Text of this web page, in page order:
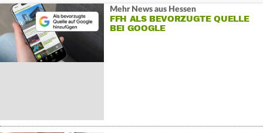
Mehr News aus Hessen
FFH ALS BEVORZUGTE QUELLE
BEI GOOGLE